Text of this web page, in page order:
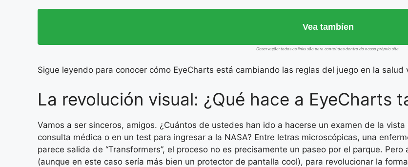
Vea tambíen
Observação: todos os links são para conteúdos dentro do nosso próprio site.
Sigue leyendo para conocer cómo EyeCharts está cambiando las reglas del juego en la salud
La revolución visual: ¿Qué hace a EyeCharts
Vamos a ser sinceros, amigos. ¿Cuántos de ustedes han ido a hacerse un examen de la
consulta médica o en un test para ingresar a la NASA? Entre letras microscópicas, una
parece salida de “Transformers”, el proceso no es precisamente un paseo por el parque.
(aunque en este caso sería más bien un protector de pantalla cool), para revolucionar la